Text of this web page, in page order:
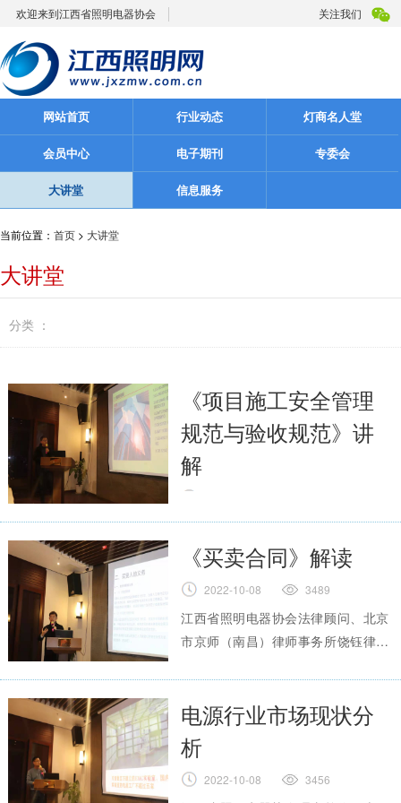
欢迎来到江西省照明电器协会 关注我们
网站首页 行业动态 灯商名人堂
会员中心 电子期刊 专委会
大讲堂 信息服务
当前位置： 首页 > 大讲堂
大讲堂
分类 ：
《项目施工安全管理
规范与验收规范》讲
解
江西省照明电器协会执行会长、江西
联创博雅照明股份有限公司总经理吴
庚对《项目施工安全管理规范与验收
规范》作出阐述
全文
《买卖合同》解读
2022-10-08 3489
江西省照明电器协会法律顾问、北京
市京师（南昌）律师事务所饶钰律师
电源行业市场现状分
析
2022-10-08 3456